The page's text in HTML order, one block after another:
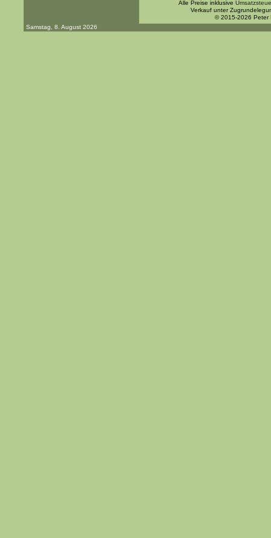
Alle Preise inklusive
Verkauf unter
© 2015-2026 Peter
Samstag, 8. August 2026